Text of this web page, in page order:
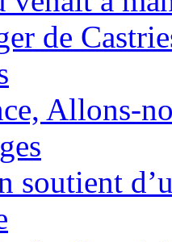
de
Allons-
soutient